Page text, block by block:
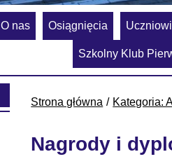
O nas Osiągnięcia
Szkolny Klub
Strona główna Kategoria:
Nagrody i